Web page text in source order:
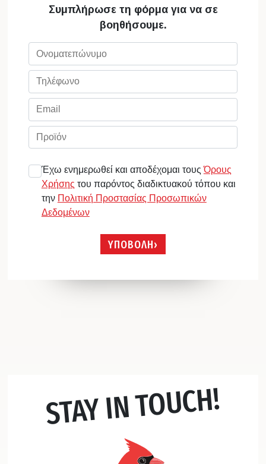
Συμπλήρωσε τη φόρμα για να σε
βοηθήσουμε.
Έχω ενημερωθεί και αποδέχομαι τουςΌρους
Χρήσης του παρόντος διαδικτυακού τόπου και
την Πολιτική Προστασίας Προσωπικών
Δεδομένων
ΥΠΟΒΟΛΗ
STAY IN TOUCH!